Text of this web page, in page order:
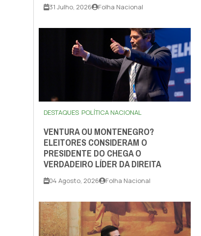
31 Julho, 2026 Folha Nacional
DESTAQUES POLÍTICA NACIONAL
VENTURA OU MONTENEGRO?
ELEITORES CONSIDERAM O
PRESIDENTE DO CHEGA O
VERDADEIRO LÍDER DA DIREITA
04 Agosto, 2026 Folha Nacional